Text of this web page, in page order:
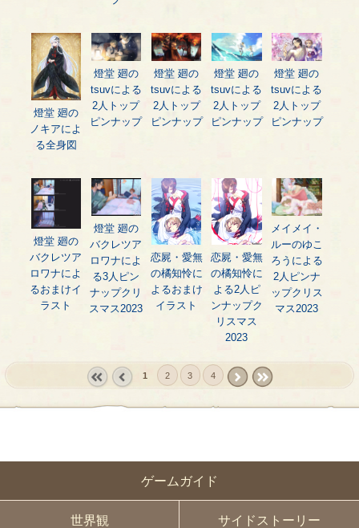
ゲームガイド
世界観 サイドストーリー
燈堂 廻の
ノキアによ
る全身図
燈堂 廻の
tsuvによる
2人トップ
ピンナップ
燈堂 廻の
tsuvによる
2人トップ
ピンナップ
燈堂 廻の
tsuvによる
2人トップ
ピンナップ
燈堂 廻の
tsuvによる
2人トップ
ピンナップ
燈堂 廻の
バクレツア
ロワナによ
るおまけイ
ラスト
燈堂 廻の
バクレツア
ロワナによ
る3人ピン
ナップクリ
スマス2023
恋屍・愛無
の橘知怜に
よるおまけ
イラスト
恋屍・愛無
の橘知怜に
よる2人ピ
ンナップク
リスマス
2023
メイメイ・
ルーのゆこ
ろうによる
2人ピンナ
ップクリス
マス2023
1 2 3 4